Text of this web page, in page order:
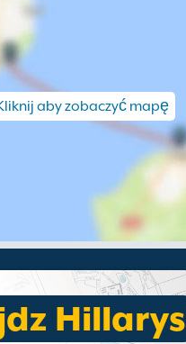
aby zobaczyć mapę
Hillarys